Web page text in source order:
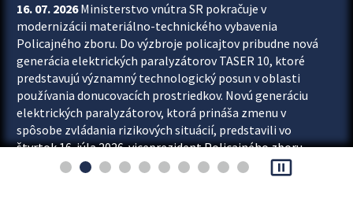
16. 07. 2026Ministerstvo vnútra SR pokračuje v
modernizácii materiálno-technického vybavenia
Policajného zboru. Do výzbroje policajtov pribudne nová
generácia elektrických paralyzátorov TASER 10, ktoré
predstavujú významný technologický posun v oblasti
používania donucovacích prostriedkov. Novú generáciu
elektrických paralyzátorov, ktorá prináša zmenu v
spôsobe zvládania rizikových situácií, predstavili vo
štvrtok 16. júla 2026 viceprezident Policajného zboru
Rastislav Polakovič a riaditeľ odboru výcviku...
pause_presentation